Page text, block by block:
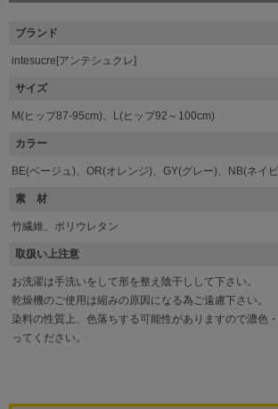
ブランド
intesucre[アンテシュクレ]
サイズ
M(ヒップ87-95cm)、L(ヒップ92～100cm)
カラー
BE(ベージュ)、OR(オレンジ)、GY(グレー)、NB(ネイ
素 材
竹繊維、ポリウレタン
取扱い上注意
お洗濯は手洗いをして形を整え陰干しして下さい。
乾燥機のご使用は縮みの原因になる為ご遠慮下さい。
染料の性質上、色落ちする可能性がありますので濃色
ってください。